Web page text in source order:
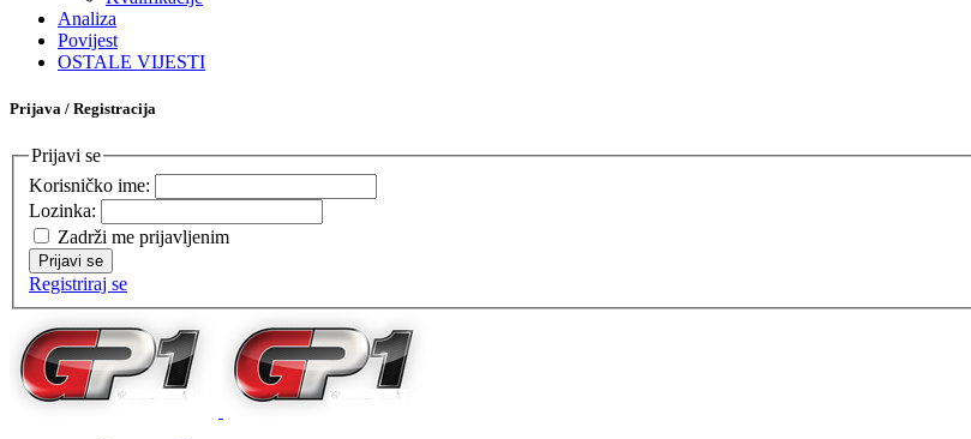
Analiza
Povijest
OSTALE VIJESTI
Prijava / Registracija
Prijavi se
Korisničko ime:
Lozinka:
Zadrži me prijavljenim
Prijavi se
Registriraj se